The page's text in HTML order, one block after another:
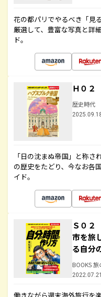
花の都パリでやるべき「見
厳選して、豊富な写真と詳
ド。
Ｈ０２
歴史時代
「日の沈まぬ帝国」と称
の歴史をたどり、今なお各
イド。
Ｓ０２
市を旅
る自分
BOOKS
働きながら週末海外旅行を